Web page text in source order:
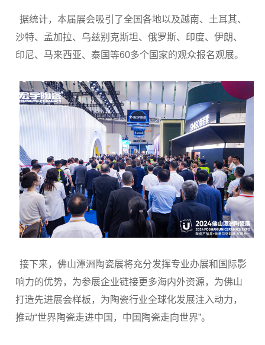
据统计，本届展会吸引了全国各地以及越南、土耳其、
沙特、孟加拉、乌兹别克斯坦、俄罗斯、印度、伊朗、
印尼、马来西亚、泰国等60多个国家的观众报名观展。
接下来，佛山潭洲陶瓷展将充分发挥专业办展和国际影
响力的优势，为参展企业链接更多海内外资源，为佛山
打造先进展会样板，为陶瓷行业全球化发展注入动力，
推动“世界陶瓷走进中国，中国陶瓷走向世界”。